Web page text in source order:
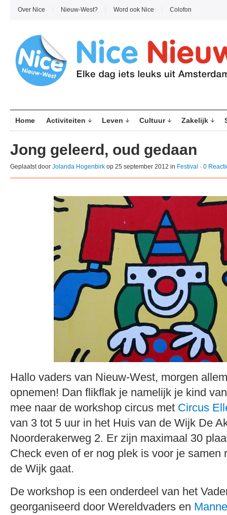
Over Nice Nieuw-West? Word ook Nice Colofon
Home Activiteiten Leven Cultuur Zakelijk
Jong geleerd, oud gedaan
Geplaatst door Jolanda Hogenbirk op 25 september 2012 in Festival · 0
Hallo vaders van Nieuw-West, morgen
opnemen! Dan flikflak je namelijk je kind
mee naar de workshop circus met Circus
van 3 tot 5 uur in het Huis van de Wijk De
Noorderakerweg 2. Er zijn maximaal 30
Check even of er nog plek is voor je samen
de Wijk gaat.
De workshop is een onderdeel van het
georganiseerd door Wereldvaders en